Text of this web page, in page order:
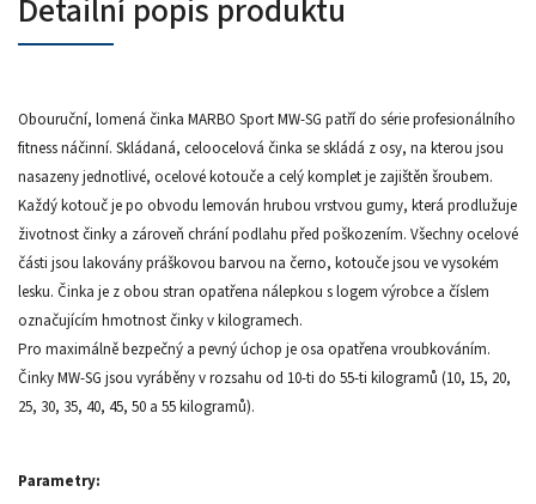
Detailní popis produktu
Obouruční, lomená činka MARBO Sport MW-SG patří do série profesionálního
fitness náčinní. Skládaná, celoocelová činka se skládá z osy, na kterou jsou
nasazeny jednotlivé, ocelové kotouče a celý komplet je zajištěn šroubem.
Každý kotouč je po obvodu lemován hrubou vrstvou gumy, která prodlužuje
životnost činky a zároveň chrání podlahu před poškozením. Všechny ocelové
části jsou lakovány práškovou barvou na černo, kotouče jsou ve vysokém
lesku. Činka je z obou stran opatřena nálepkou s logem výrobce a číslem
označujícím hmotnost činky v kilogramech.
Pro maximálně bezpečný a pevný úchop je osa opatřena vroubkováním.
Činky MW-SG jsou vyráběny v rozsahu od 10-ti do 55-ti kilogramů (10, 15, 20,
25, 30, 35, 40, 45, 50 a 55 kilogramů).
Parametry: